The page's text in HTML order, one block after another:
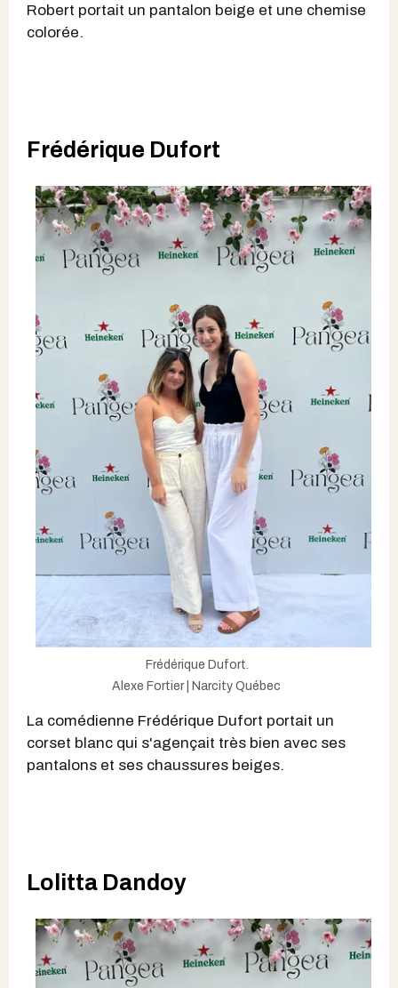
Robert portait un pantalon beige et une chemise
colorée.
Frédérique Dufort
Frédérique Dufort.
Alexe Fortier | Narcity Québec
La comédienne Frédérique Dufort portait un
corset blanc qui s'agençait très bien avec ses
pantalons et ses chaussures beiges.
Lolitta Dandoy